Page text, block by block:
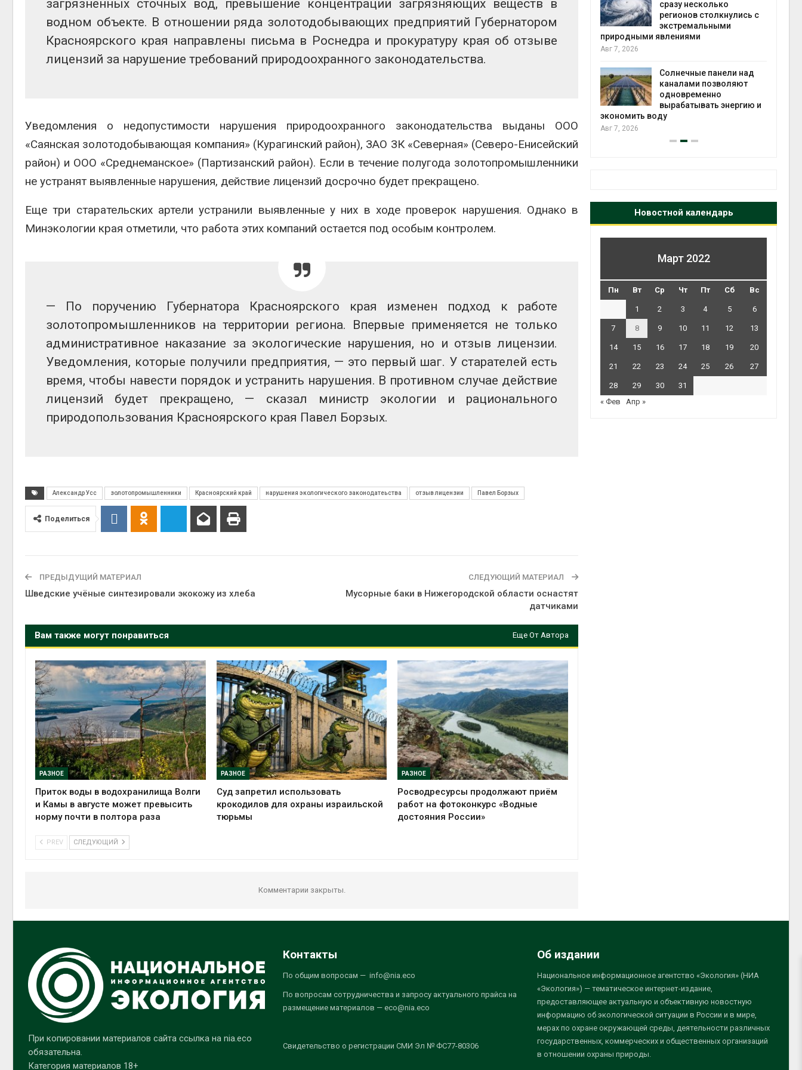
загрязненных сточных вод, превышение концентрации загрязняющих веществ в
водном объекте. В отношении ряда золотодобывающих предприятий Губернатором
Красноярского края направлены письма в Роснедра и прокуратуру края об отзыве
лицензий за нарушение требований природоохранного законодательства.
Уведомления о недопустимости нарушения природоохранного законодательства выданы ООО
«Саянская золотодобывающая компания» (Курагинский район), ЗАО ЗК «Северная» (Северо-Енисейский
район) и ООО «Среднеманское» (Партизанский район). Если в течение полугода золотопромышленники
не устранят выявленные нарушения, действие лицензий досрочно будет прекращено.
Еще три старательских артели устранили выявленные у них в ходе проверок нарушения. Однако в
Минэкологии края отметили, что работа этих компаний остается под особым контролем.
— По поручению Губернатора Красноярского края изменен подход к работе
золотопромышленников на территории региона. Впервые применяется не только
административное наказание за экологические нарушения, но и отзыв лицензии.
Уведомления, которые получили предприятия, — это первый шаг. У старателей есть
время, чтобы навести порядок и устранить нарушения. В противном случае действие
лицензий будет прекращено, — сказал министр экологии и рационального
природопользования Красноярского края Павел Борзых.
Александр Усс золотопромышленники Красноярский край нарушения экологического законодатеьства отзыв лицензии Павел Борзых
Поделиться
ПРЕДЫДУЩИЙ МАТЕРИАЛ
Шведские учёные синтезировали экокожу из хлеба
СЛЕДУЮЩИЙ МАТЕРИАЛ
Мусорные баки в Нижегородской области оснастят
датчиками
Вам также могут понравиться Еще От Автора
РАЗНОЕ
Приток воды в водохранилища Волги
и Камы в августе может превысить
норму почти в полтора раза
РАЗНОЕ
Суд запретил использовать
крокодилов для охраны израильской
тюрьмы
РАЗНОЕ
Росводресурсы продолжают приём
работ на фотоконкурс «Водные
достояния России»
PREV СЛЕДУЮЩИЙ
Комментарии закрыты.
вторсырья
Учёные предложили
из воздуха с помощью
перед осенней миграцией
Авг 7, 2026
Ozon запустит сбор
Нижнего Новгорода
сразу несколько
регионов столкнулись с
экстремальными
природными явлениями
Авг 7, 2026
Солнечные панели над
каналами позволяют
одновременно
вырабатывать энергию и
экономить воду
Авг 7, 2026
Новостной календарь
Март 2022
Пн Вт Ср Чт Пт Сб Вс
1 2 3 4 5 6
7 8 9 10 11 12 13
14 15 16 17 18 19 20
21 22 23 24 25 26 27
28 29 30
31
« Фев
Апр »
При копировании материалов сайта ссылка на nia.eco
обязательна.
Категория материалов 18+
Контакты
По общим вопросам — info@nia.eco
По вопросам сотрудничества и запросу актуального прайса на
размещение материалов — eco@nia.eco
Свидетельство о регистрации СМИ Эл № ФС77-80306
Об издании
Национальное информационное агентство «Экология» (НИА
«Экология») — тематическое интернет-издание,
предоставляющее актуальную и объективную новостную
информацию об экологической ситуации в России и в мире,
мерах по охране окружающей среды, деятельности различных
государственных, коммерческих и общественных организаций
в отношении охраны природы.